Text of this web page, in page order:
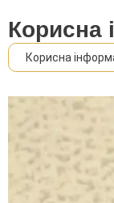
Корисна
Корисна